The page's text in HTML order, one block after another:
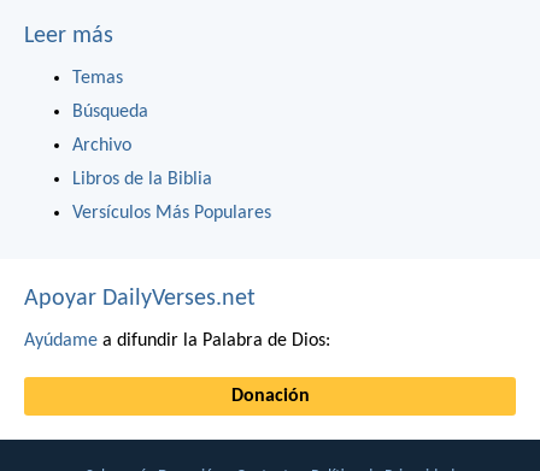
Leer más
Temas
Búsqueda
Archivo
Libros de la Biblia
Versículos Más Populares
Apoyar DailyVerses.net
Ayúdame a difundir la Palabra de Dios:
Donación